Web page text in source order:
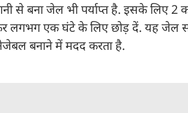
बना जेल भी पर्याप्त है. इसके लिए 2
लगभग एक घंटे के लिए छोड़ दें. यह जेल
बनाने में मदद करता है.